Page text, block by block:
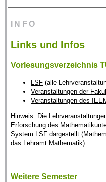
INFO
Links und Infos
Vorlesungsverzeichnis
LSF (alle
Veranstaltungen der
Veranstaltungen des
Hinweis: Die
Erforschung des
System LSF dargestellt
das Lehramt Mathematik).
Weitere Semester